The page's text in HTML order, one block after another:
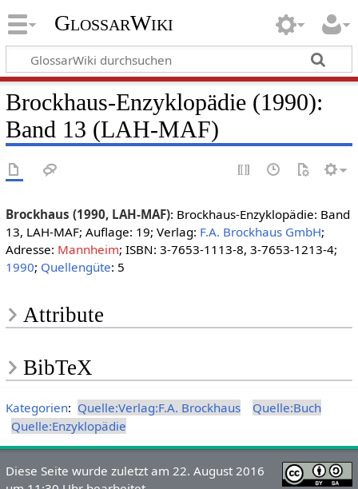
GlossarWiki
Brockhaus-Enzyklopädie (1990):
Band 13 (LAH-MAF)
Brockhaus (1990, LAH-MAF): Brockhaus-Enzyklopädie: Band
13, LAH-MAF; Auflage: 19; Verlag: F.A. Brockhaus GmbH;
Adresse: Mannheim; ISBN: 3-7653-1113-8, 3-7653-1213-4;
1990; Quellengüte: 5
Attribute
BibTeX
Kategorien: Quelle:Verlag:F.A. Brockhaus
Quelle:Buch
Quelle:Enzyklopädie
Diese Seite wurde zuletzt am 22. August 2016